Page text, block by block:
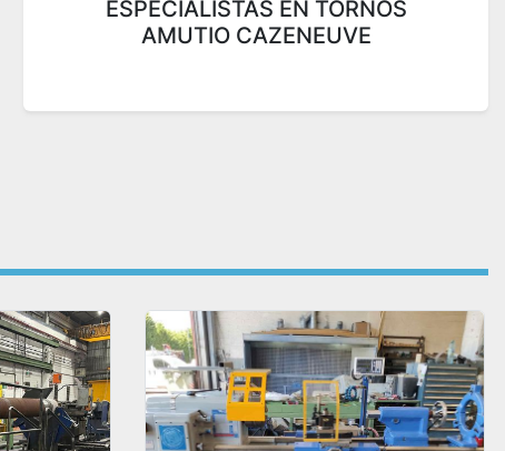
ESPECIALISTAS EN TORNOS
AMUTIO CAZENEUVE